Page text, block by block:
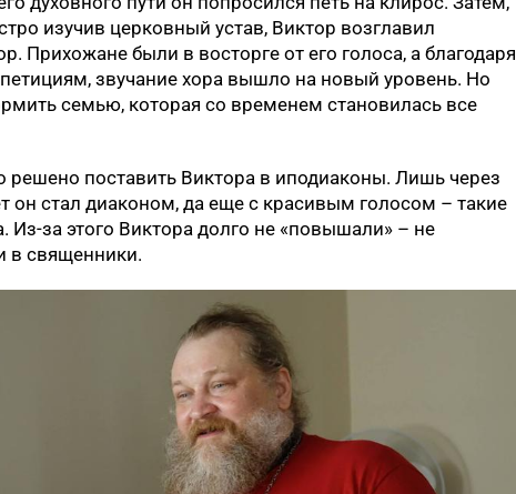
изучив церковный устав, Виктор возглавил
Прихожане были в восторге от его голоса, а благодаря
звучание хора вышло на новый уровень. Но
семью, которая со временем становилась все
решено поставить Виктора в иподиаконы. Лишь через
он стал диаконом, да еще с красивым голосом – такие
Из-за этого Виктора долго не «повышали» – не
в священники.